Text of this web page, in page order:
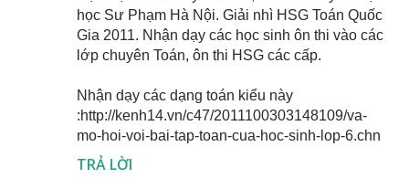
học Sư Phạm Hà Nội. Giải nhì HSG Toán Quốc
Gia 2011. Nhận dạy các học sinh ôn thi vào các
lớp chuyên Toán, ôn thi HSG các cấp.
Nhận dạy các dạng toán kiểu này
:http://kenh14.vn/c47/2011100303148109/va-
mo-hoi-voi-bai-tap-toan-cua-hoc-sinh-lop-6.chn
TRẢ LỜI